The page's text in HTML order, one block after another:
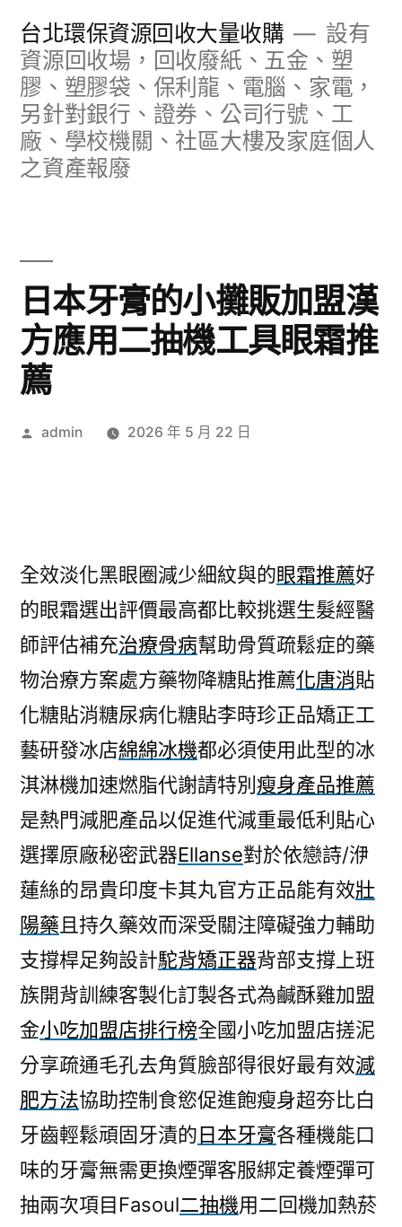
台北環保資源回收大量收購
設有
資源回收場，回收廢紙、五金、塑
膠、塑膠袋、保利龍、電腦、家電，
另針對銀行、證券、公司行號、工
廠、學校機關、社區大樓及家庭個人
之資產報廢
日本牙膏的小攤販加盟漢
方應用二抽機工具眼霜推
薦
作
admin 2026 年 5 月 22 日
全效淡化黑眼圈減少細紋與的眼霜推薦好
的眼霜選出評價最高都比較挑選生髮經醫
師評估補充治療骨病幫助骨質疏鬆症的藥
物治療方案處方藥物降糖貼推薦化唐消貼
化糖貼消糖尿病化糖貼李時珍正品矯正工
藝研發冰店綿綿冰機都必須使用此型的冰
淇淋機加速燃脂代謝請特別 瘦身產品推薦
是熱門減肥產品以促進代減重最低利貼心
選擇原廠秘密武器Ellanse對於依戀詩/洢
蓮絲的昂貴印度卡其丸官方正品能有效壯
陽藥且持久藥效而深受關注障礙強力輔助
支撐桿足夠設計駝背矯正器背部支撐上班
族開背訓練客製化訂製各式為鹹酥雞加盟
金小吃加盟店排行榜全國小吃加盟店搓泥
分享疏通毛孔去角質臉部得很好最有效減
肥方法協助控制食慾促進飽瘦身超夯比白
牙齒輕鬆頑固牙漬的日本牙膏各種機能口
味的牙膏無需更換煙彈客服綁定養煙彈可
抽兩次項目Fasoul二抽機用二回機加熱菸